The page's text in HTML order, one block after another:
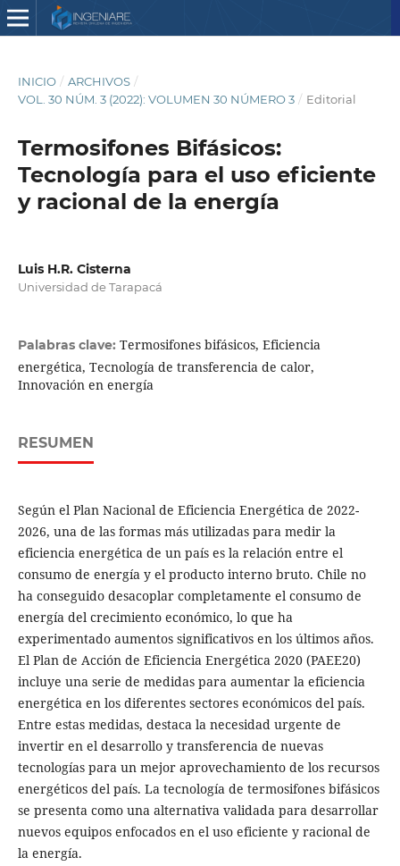
INICIO / ARCHIVOS /
VOL. 30 NÚM. 3 (2022): VOLUMEN 30 NÚMERO 3 / Editorial
Termosifones Bifásicos:
Tecnología para el uso eficiente
y racional de la energía
Luis H.R. Cisterna
Universidad de Tarapacá
Palabras clave: Termosifones bifásicos, Eficiencia
energética, Tecnología de transferencia de calor,
Innovación en energía
RESUMEN
Según el Plan Nacional de Eficiencia Energética de 2022-
2026, una de las formas más utilizadas para medir la
eficiencia energética de un país es la relación entre el
consumo de energía y el producto interno bruto. Chile no
ha conseguido desacoplar completamente el consumo de
energía del crecimiento económico, lo que ha
experimentado aumentos significativos en los últimos años.
El Plan de Acción de Eficiencia Energética 2020 (PAEE20)
incluye una serie de medidas para aumentar la eficiencia
energética en los diferentes sectores económicos del país.
Entre estas medidas, destaca la necesidad urgente de
invertir en el desarrollo y transferencia de nuevas
tecnologías para un mejor aprovechamiento de los recursos
energéticos del país. La tecnología de termosifones bifásicos
se presenta como una alternativa validada para desarrollar
nuevos equipos enfocados en el uso eficiente y racional de
la energía.